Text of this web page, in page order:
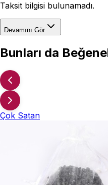
Taksit bilgisi bulunamadı.
Devamını Gör
Bunları da
Çok Satan